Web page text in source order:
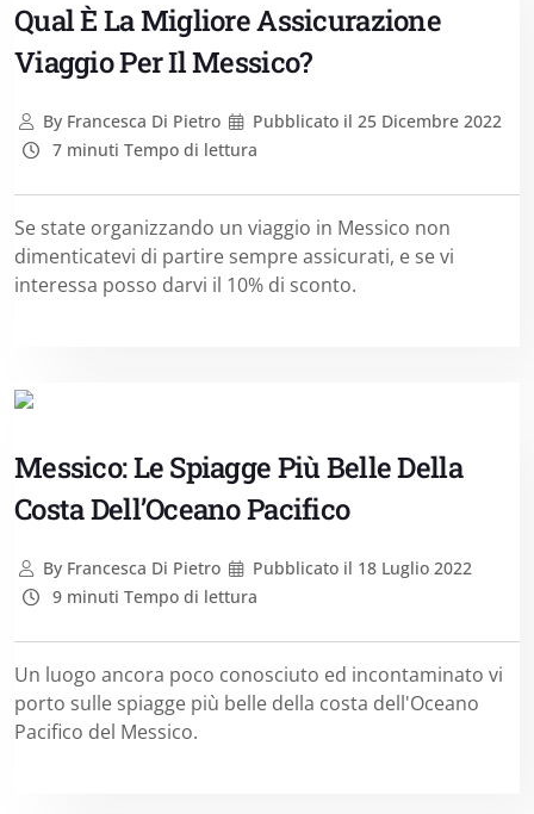
Qual È La Migliore Assicurazione
Viaggio Per Il Messico?
ByFrancesca Di Pietro Pubblicato il 25 Dicembre 2022
7 minuti Tempo di lettura
Se state organizzando un viaggio in Messico non
dimenticatevi di partire sempre assicurati, e se vi
interessa posso darvi il 10% di sconto.
Messico: Le Spiagge Più Belle Della
Costa Dell’Oceano Pacifico
ByFrancesca Di Pietro Pubblicato il 18 Luglio 2022
9 minuti Tempo di lettura
Un luogo ancora poco conosciuto ed incontaminato vi
porto sulle spiagge più belle della costa dell'Oceano
Pacifico del Messico.